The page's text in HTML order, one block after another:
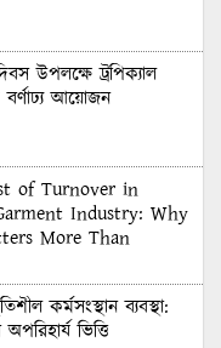
উপলক্ষে ট্রপিক্যাল
বর্ণাঢ্য আয়োজন
of Turnover in
Industry: Why
More Than
কর্মসংস্থান ব্যবস্থা:
ভিত্তি